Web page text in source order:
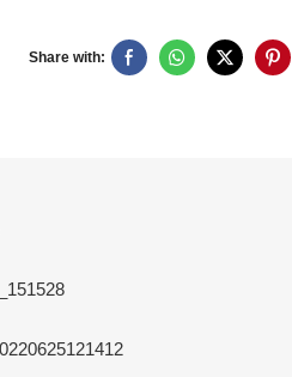
Share with: